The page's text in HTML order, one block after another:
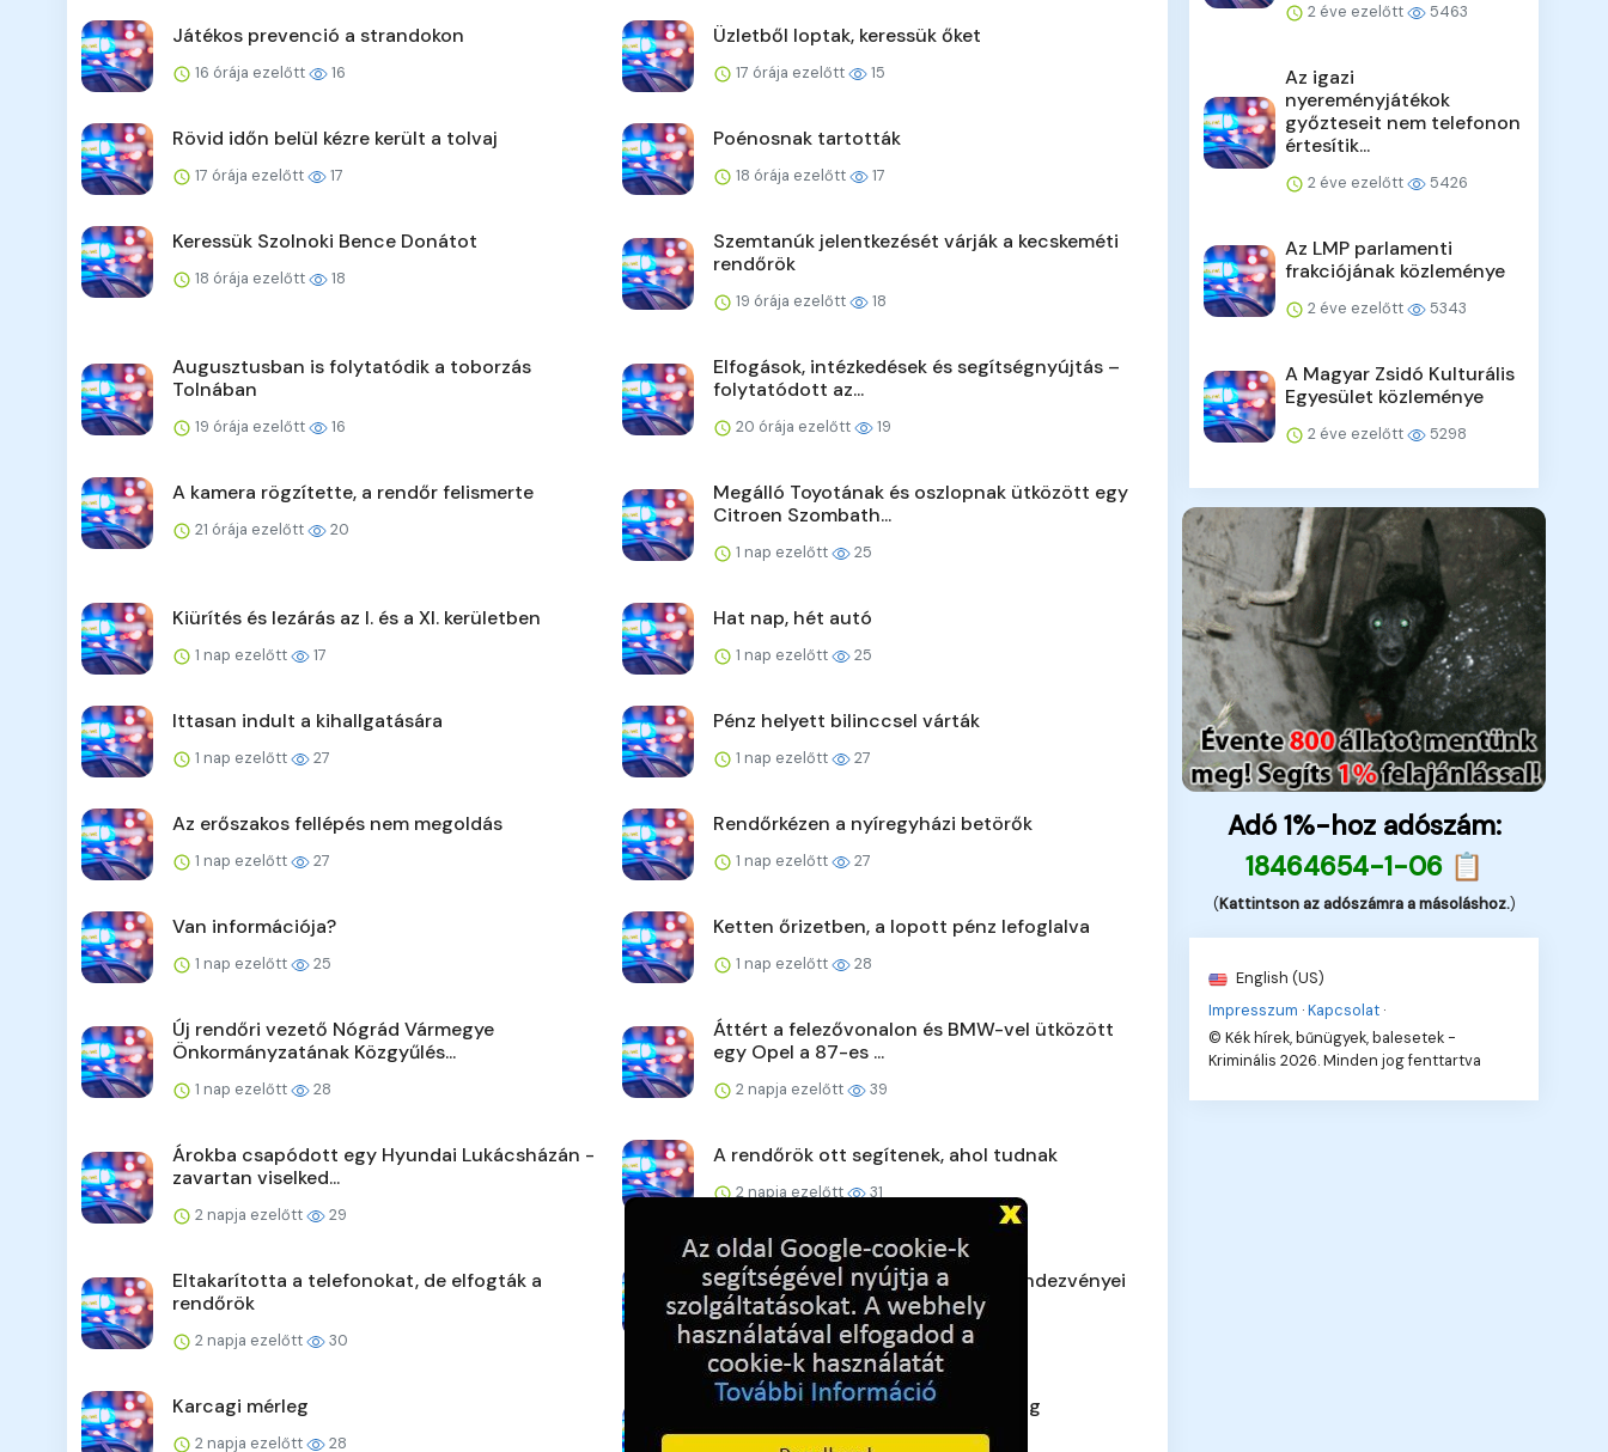
Játékos prevenció a strandokon
16 órája ezelőtt 16
Üzletből loptak, keressük őket
17 órája ezelőtt 15
Rövid időn belül kézre került a tolvaj
17 órája ezelőtt 17
Poénosnak tartották
18 órája ezelőtt 17
Keressük Szolnoki Bence Donátot
18 órája ezelőtt 18
Szemtanúk jelentkezését várják a kecskeméti
rendőrök
19 órája ezelőtt 18
Augusztusban is folytatódik a toborzás
Tolnában
19 órája ezelőtt 16
Elfogások, intézkedések és segítségnyújtás –
folytatódott az...
20 órája ezelőtt 19
A kamera rögzítette, a rendőr felismerte
21 órája ezelőtt 20
Megálló Toyotának és oszlopnak ütközött egy
Citroen Szombath...
1 nap ezelőtt 25
Kiürítés és lezárás az I. és a XI. kerületben
1 nap ezelőtt 17
Hat nap, hét autó
1 nap ezelőtt 25
Ittasan indult a kihallgatására
1 nap ezelőtt 27
Pénz helyett bilinccsel várták
1 nap ezelőtt 27
Az erőszakos fellépés nem megoldás
1 nap ezelőtt 27
Rendőrkézen a nyíregyházi betörők
1 nap ezelőtt 27
Van információja?
1 nap ezelőtt 25
Ketten őrizetben, a lopott pénz lefoglalva
1 nap ezelőtt 28
Új rendőri vezető Nógrád Vármegye
Önkormányzatának Közgyűlés...
1 nap ezelőtt 28
Áttért a felezővonalon és BMW-vel ütközött
egy Opel a 87-es ...
2 napja ezelőtt 39
Árokba csapódott egy Hyundai Lukácsházán -
zavartan viselked...
2 napja ezelőtt 29
A rendőrök ott segítenek, ahol tudnak
2 napja ezelőtt 31
Eltakarította a telefonokat, de elfogták a
rendőrök
2 napja ezelőtt 30
Veszprém vármegye augusztusi rendezvényei
2 napja ezelőtt 30
Karcagi mérleg
2 napja ezelőtt 28
Lezárult a Makói Rendőrkapitányság
Táblavadász akciója
2 éve ezelőtt 5463
Az igazi
nyereményjátékok
győzteseit nem telefonon
értesítik...
2 éve ezelőtt 5426
Az LMP parlamenti
frakciójának közleménye
2 éve ezelőtt 5343
A Magyar Zsidó Kulturális
Egyesület közleménye
2 éve ezelőtt 5298
Adó 1%-hoz adószám:
18464654-1-06 📋
(Kattintson az adószámra a másoláshoz.)
English (US)
Impresszum ·Kapcsolat ·
© Kék hírek, bűnügyek, balesetek -
Kriminális 2026. Minden jog fenttartva